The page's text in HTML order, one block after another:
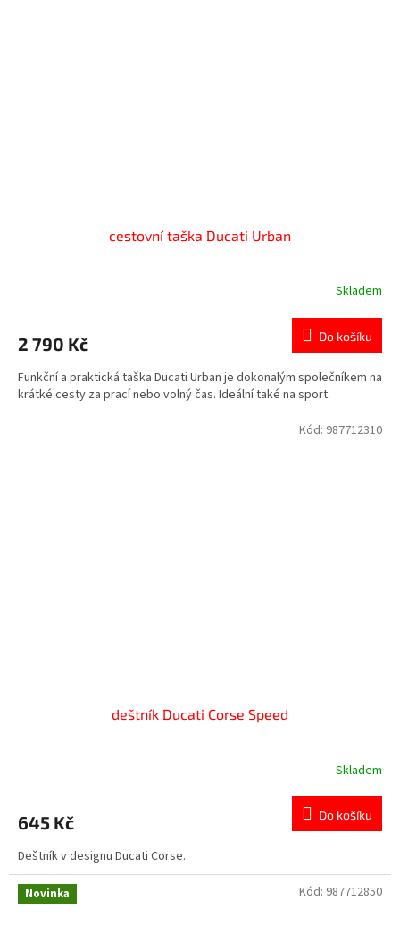
cestovní taška Ducati Urban
Skladem
2 790 Kč Do košíku
Funkční a praktická taška Ducati Urban je dokonalým společníkem na
krátké cesty za prací nebo volný čas. Ideální také na sport.
deštník Ducati Corse Speed
Skladem
645 Kč Do košíku
Deštník v designu Ducati Corse.
Kód: 987712310
Novinka Kód: 987712850